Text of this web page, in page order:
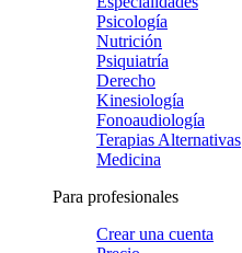
Psicología
Nutrición
Psiquiatría
Derecho
Kinesiología
Fonoaudiología
Terapias Alternativas
Medicina
Para profesionales
Crear una cuenta